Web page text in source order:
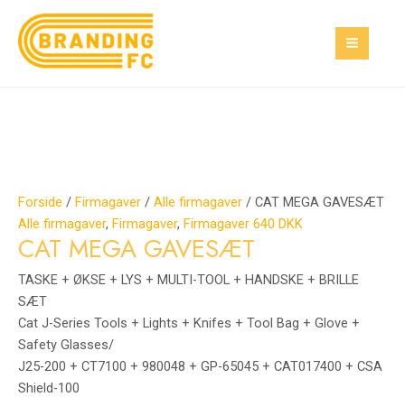
indholdet
Forside / Firmagaver / Alle firmagaver / CAT MEGA GAVESÆT
Alle firmagaver, Firmagaver, Firmagaver 640 DKK
CAT MEGA GAVESÆT
TASKE + ØKSE + LYS + MULTI-TOOL + HANDSKE + BRILLE
SÆT
Cat J-Series Tools + Lights + Knifes + Tool Bag + Glove +
Safety Glasses/
J25-200 + CT7100 + 980048 + GP-65045 + CAT017400 + CSA
Shield-100
CAT
MEGA
GAVESÆT
Tilbud!
Tilbud!
Den
oprindelige
pris